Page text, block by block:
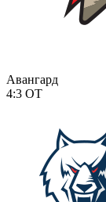
Авангард
4:3 ОТ